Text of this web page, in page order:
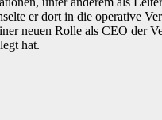
er dort in die operative
neuen Rolle als CEO der
hat.